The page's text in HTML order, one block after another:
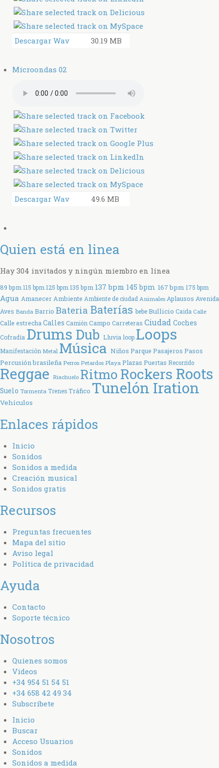
Descargar Wav 30.19 MB
Microondas 02
Descargar Wav 49.6 MB
Quien está en linea
Hay 304 invitados y ningún miembro en línea
89 bpm 115 bpm 125 bpm 135 bpm 137 bpm 145 bpm 167 bpm 175 bpm
Agua Amanecer Ambiente Ambiente de ciudad Animales Aplausos Avenida
Aves Banda Barrio Bateria Baterías bebeBullicio Caida Calle
Calle estrecha Calles Camión Campo Carreteras Ciudad Coches
Cofradía Drums Dub Lluvia loop Loops
Manifestación Metal Música Niños Parque Pasajeros Pasos
Percusión brasileña Perros Petardos Playa Plazas Puertas Recorrido
Reggae Riachuelo Ritmo Rockers Roots
Suelo Tormenta Trenes Tráfico Tunelón Iration
Vehículos
Enlaces rápidos
Inicio
Sonidos
Sonidos a medida
Creación musical
Sonidos gratis
Recursos
Preguntas frecuentes
Mapa del sitio
Aviso legal
Política de privacidad
Ayuda
Contacto
Soporte técnico
Nosotros
Quienes somos
Videos
+34 954 51 54 51
+34 658 42 49 34
Subscríbete
Inicio
Buscar
Acceso Usuarios
Sonidos
Sonidos a medida